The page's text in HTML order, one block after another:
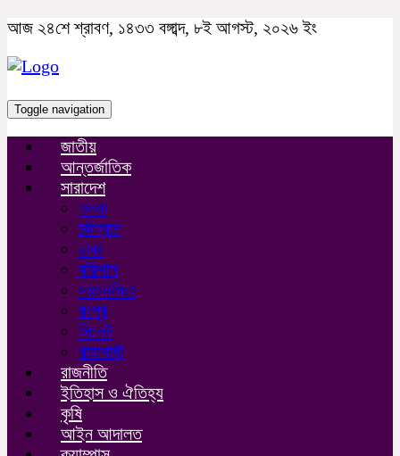
আজ ২৪শে শ্রাবণ, ১৪৩৩ বঙ্গাব্দ, ৮ই আগস্ট, ২০২৬ ইং
Toggle navigation
জাতীয়
আন্তর্জাতিক
সারাদেশ
খুলনা
চট্টগ্রাম
ঢাকা
বরিশাল
ময়মনসিংহ
রংপুর
সিলেট
রাজশাহী
রাজনীতি
ইতিহাস ও ঐতিহ্য
কৃষি
আইন আদালত